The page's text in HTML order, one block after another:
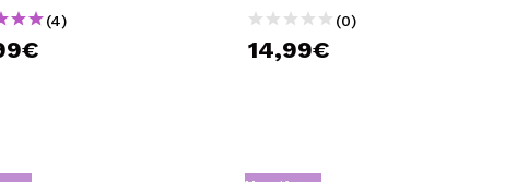
(4)
– Trockene und
empfindliche Haut
(0)
14,99€